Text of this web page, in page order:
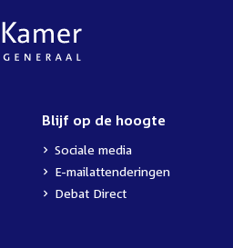
Blijf op de hoogte
Sociale media
E-mailattenderingen
Debat Direct